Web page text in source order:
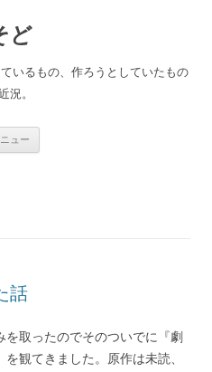
ど
いるもの、作ろうとしていたもの
況。
ニュー
話
取ったのでそのついでに『劇
観てきました。原作は未読、